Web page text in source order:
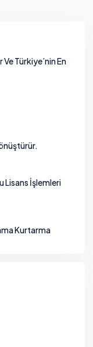
Türkiye’nin En
Lisans İşlemleri
Kurtarma